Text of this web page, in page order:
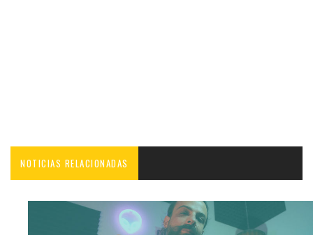
NOTICIAS RELACIONADAS